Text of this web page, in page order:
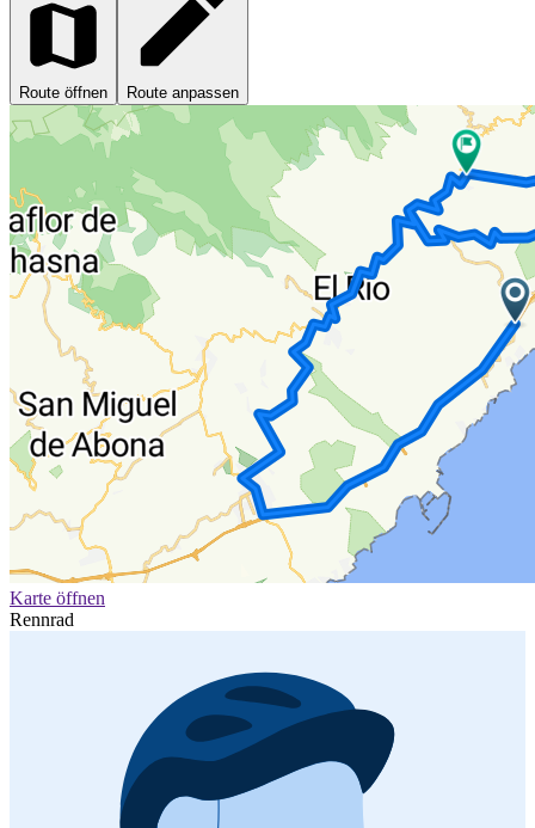
Route öffnen Route anpassen
Karte öffnen
Rennrad